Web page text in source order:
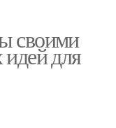
своими
для